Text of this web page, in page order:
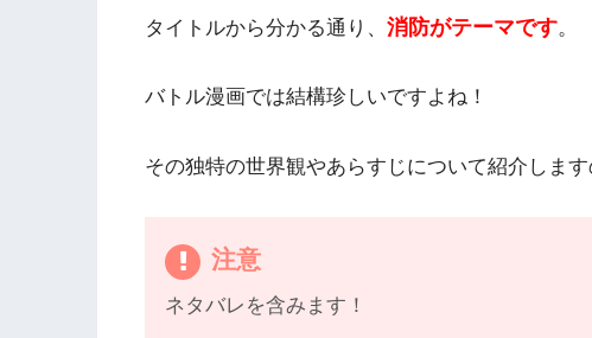
タイトルから分かる通り、 消防がテーマです。
バトル漫画では結構珍しいですよね！
その独特の世界観やあらすじについて紹介します
注意
ネタバレを含みます！